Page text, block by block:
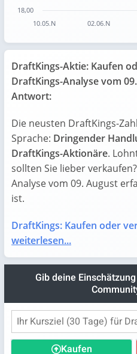
10.05.N 02.06.N
18,00
DraftKings-Aktie: Kaufen
DraftKings-Analyse vom
Antwort:
Die neusten DraftKings-
Sprache: Dringender
DraftKings-Aktionäre.
sollten Sie lieber
Analyse vom 09. August
ist.
DraftKings: Kaufen oder
weiterlesen...
Gib deine
Kaufen